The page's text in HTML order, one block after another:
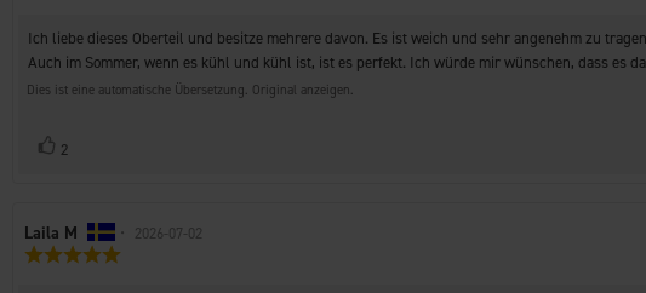
5
Sternen
Rezensionstext:
Ich liebe dieses Oberteil und besitze mehrere davon. Es ist weich und sehr angenehm zu
Auch im Sommer, wenn es kühl und kühl ist, ist es perfekt. Ich würde mir wünschen, dass es
Dies ist eine automatische Übersetzung. Original anzeigen.
Stimme
2
Autor
der
Laila M • Bewertungsdatum:
2026-07-02